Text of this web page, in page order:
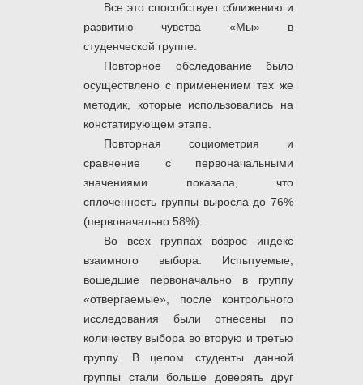
Все это способствует сближению и
развитию чувства «Мы» в
студенческой группе.
Повторное обследование было
осуществлено с применением тех же
методик, которые использовались на
констатирующем этапе.
Повторная социометрия и
сравнение с первоначальными
значениями показала, что
сплоченность группы выросла до 76%
(первоначально 58%).
Во всех группах возрос индекс
взаимного выбора. Испытуемые,
вошедшие первоначально в группу
«отвергаемые», после контрольного
исследования были отнесены по
количеству выбора во вторую и третью
группу. В целом студенты данной
группы стали больше доверять друг